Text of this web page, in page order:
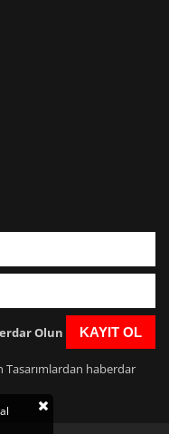
Olun KAYIT OL
Tasarımlardan haberdar